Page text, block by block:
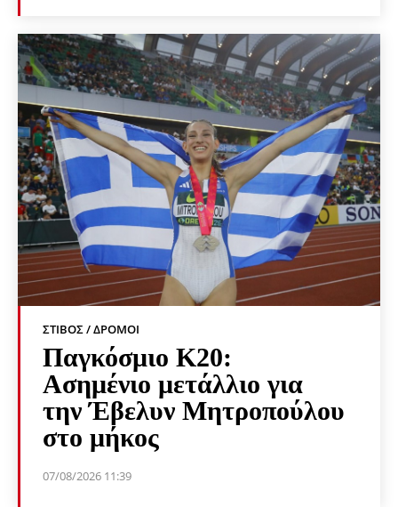
ΣΤΊΒΟΣ / ΔΡΌΜΟΙ
Παγκόσμιο Κ20:
Ασημένιο μετάλλιο για
την Έβελυν Μητροπούλου
στο μήκος
07/08/2026 11:39